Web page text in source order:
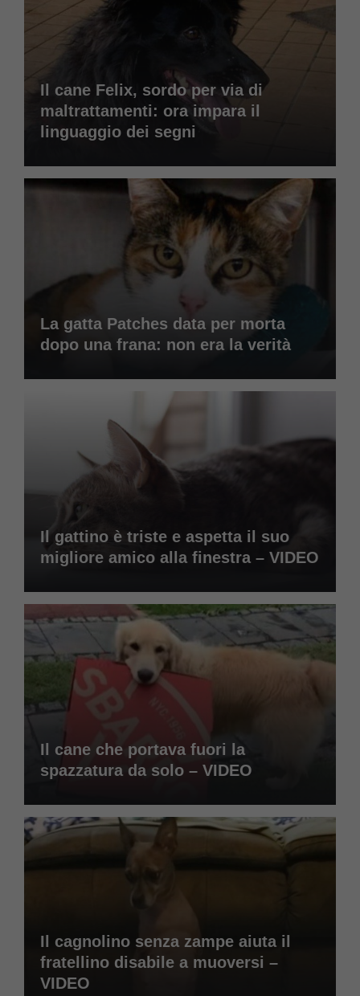
Il cane Felix, sordo per via di
maltrattamenti: ora impara il
linguaggio dei segni
La gatta Patches data per morta
dopo una frana: non era la verità
Il gattino è triste e aspetta il suo
migliore amico alla finestra – VIDEO
Il cane che portava fuori la
spazzatura da solo – VIDEO
Il cagnolino senza zampe aiuta il
fratellino disabile a muoversi –
VIDEO